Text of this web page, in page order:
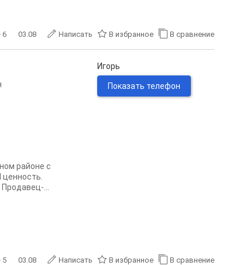
6 03.08 Написать В избранное В сравнение
районе с
...
Игорь
Показать телефон
5 03.08 Написать В избранное В сравнение